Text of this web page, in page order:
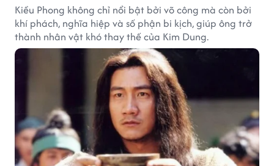
Kiều Phong không chỉ nổi bật bởi võ công mà còn bởi
khí phách, nghĩa hiệp và số phận bi kịch, giúp ông trở
thành nhân vật khó thay thế của Kim Dung.